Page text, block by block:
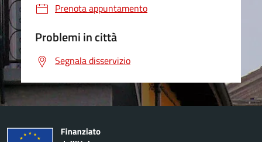
Prenota appuntamento
Problemi in città
Segnala disservizio